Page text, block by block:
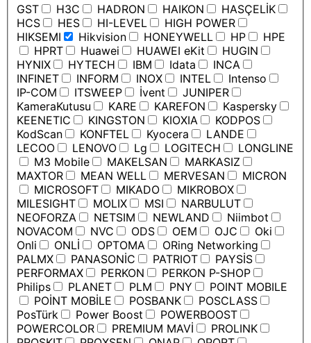
GST
H3C HADRON HAIKON
HASÇELİK
HCS
HES HI-LEVEL
HIGH POWER
HIKSEMI
Hikvision HONEYWELL HP
HPE
HPRT
Huawei HUAWEI eKit
HUGIN
HYNIX
HYTECH IBM Idata
INCA
INFINET
INFORM INOX INTEL
Intenso
IP-COM
ITSWEEP İvent
JUNIPER
KameraKutusu
KARE KAREFON
Kaspersky
KEENETIC
KINGSTON KIOXIA
KODPOS
KodScan
KONFTEL Kyocera
LANDE
LECOO
LENOVO Lg LOGITECH
LONGLINE
M3 Mobile
MAKELSAN
MARKASIZ
MAXTOR
MEAN WELL MERVESAN
MICRON
MICROSOFT
MIKADO
MIKROBOX
MILESIGHT
MOLIX MSI
NARBULUT
NEOFORZA
NETSIM NEWLAND
Niimbot
NOVACOM
NVC ODS OEM OJC
Oki
Onli
ONLİ OPTOMA
ORing Networking
PALMX
PANASONİC PATRIOT
PAYSİS
PERFORMAX
PERKON
PERKON P-SHOP
Philips
PLANET PLM PNY
POINT MOBILE
POİNT MOBİLE
POSBANK
POSCLASS
PosTürk
Power Boost
POWERBOOST
POWERCOLOR
PREMIUM MAVİ
PROLINK